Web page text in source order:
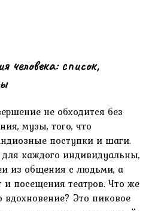
человека: список,
не обходится без
музы, того, что
поступки и шаги.
каждого индивидуальны,
из общения с людьми, а
посещения театров. Что же
вдохновение? Это пиковое